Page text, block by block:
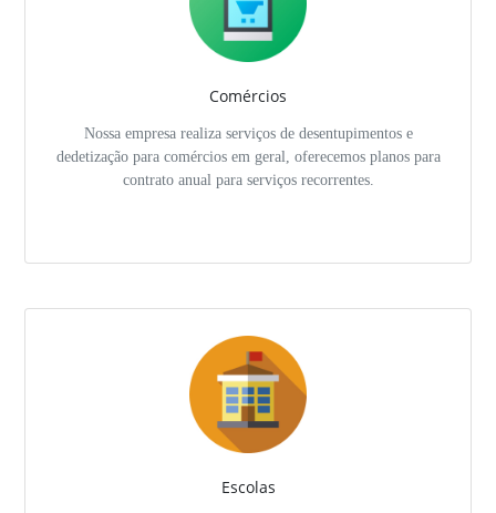
Comércios
Nossa empresa realiza serviços de desentupimentos e
dedetização para comércios em geral, oferecemos planos para
contrato anual para serviços recorrentes.
Escolas